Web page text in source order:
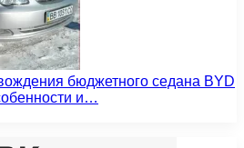
бюджетного седана BYD
и…